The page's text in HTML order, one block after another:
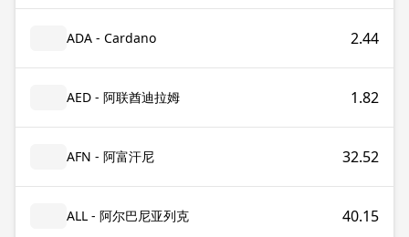
ADA - Cardano 2.44
AED - 阿联酋迪拉姆 1.82
AFN - 阿富汗尼 32.52
ALL - 阿尔巴尼亚列克 40.15